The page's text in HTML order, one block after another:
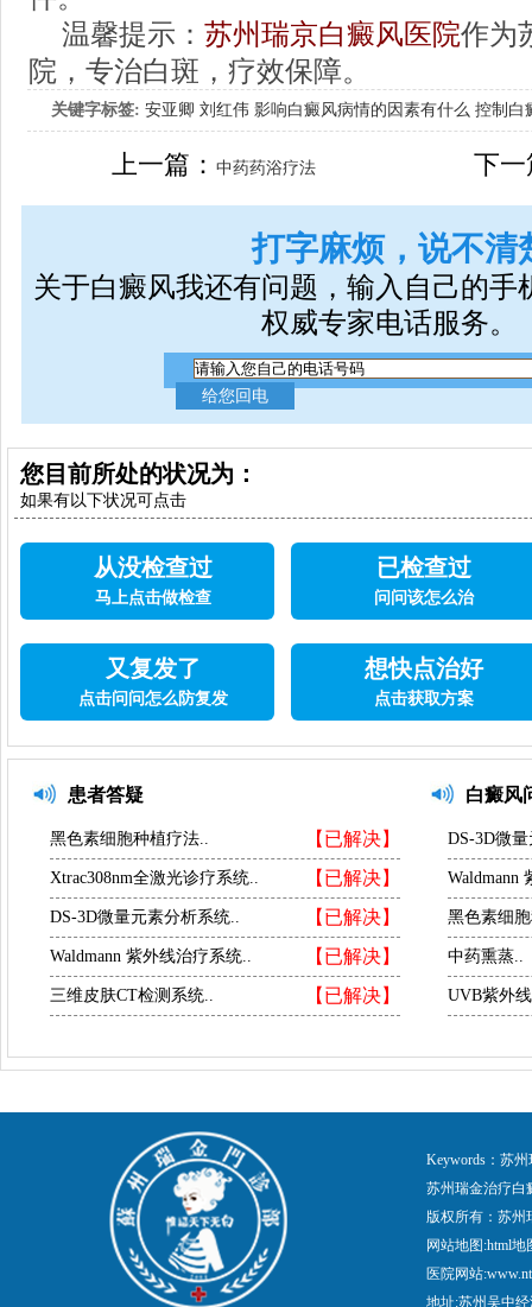
温馨提示： 苏州瑞京白癜风医院作为
院，专治白斑，疗效保障。
关键字标签: 安亚卿 刘红伟 影响白癜风病情的因素有什么 控制白
女生应该如何治疗呢
上一篇：中药药浴疗法 下
打字麻烦，说不清
关于白癜风我还有问题，输入自己的手
权威专家电话服务。
您目前所处的状况为：
如果有以下状况可点击
从没检查过
马上点击做检查
已检查过
问问该怎么治
又复发了
点击问问怎么防复发
想快点治好
点击获取方案
患者答疑
【已解决】
黑色素细胞种植疗法..
【已解决】
Xtrac308nm全激光诊疗系统..
【已解决】
DS-3D微量元素分析系统..
【已解决】
Waldmann 紫外线治疗系统..
【已解决】
三维皮肤CT检测系统..
白癜风
DS-3D微
Waldmann
黑色素细
中药熏蒸..
UVB紫外
Keywords：苏
苏州瑞金治疗白
版权所有：苏
网站地图:html地
医院网站
地址:苏州吴中